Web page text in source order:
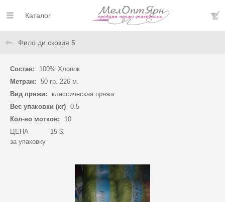
Каталог
Фило ди скозия 5
Состав:
100% Хлопок
Метраж:
50 гр. 226 м.
Вид пряжи:
классическая пряжа
Вес упаковки (кг) 0.5
Кол-во мотков:
10
ЦЕНА
за упаковку
15 $.